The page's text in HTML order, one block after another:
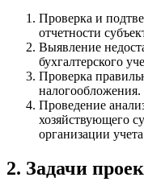
Проверка и
отчетности
Выявление
бухгалтерского
Проверка
налогообложения.
Проведение
хозяйствующего
организации
2. Задачи